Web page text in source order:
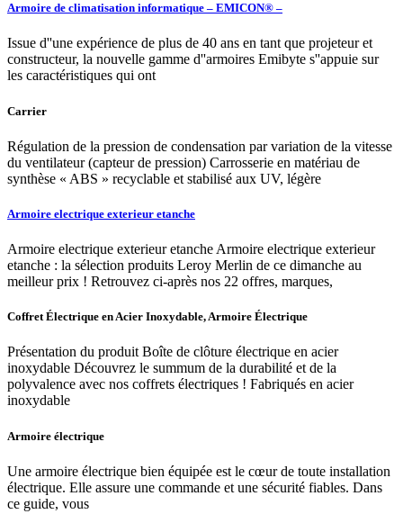
Armoire de climatisation informatique – EMICON® –
Issue d''une expérience de plus de 40 ans en tant que projeteur et
constructeur, la nouvelle gamme d''armoires Emibyte s''appuie sur
les caractéristiques qui ont
Carrier
Régulation de la pression de condensation par variation de la vitesse
du ventilateur (capteur de pression) Carrosserie en matériau de
synthèse « ABS » recyclable et stabilisé aux UV, légère
Armoire electrique exterieur etanche
Armoire electrique exterieur etanche Armoire electrique exterieur
etanche : la sélection produits Leroy Merlin de ce dimanche au
meilleur prix ! Retrouvez ci-après nos 22 offres, marques,
Coffret Électrique en Acier Inoxydable, Armoire Électrique
Présentation du produit Boîte de clôture électrique en acier
inoxydable Découvrez le summum de la durabilité et de la
polyvalence avec nos coffrets électriques ! Fabriqués en acier
inoxydable
Armoire électrique
Une armoire électrique bien équipée est le cœur de toute installation
électrique. Elle assure une commande et une sécurité fiables. Dans
ce guide, vous